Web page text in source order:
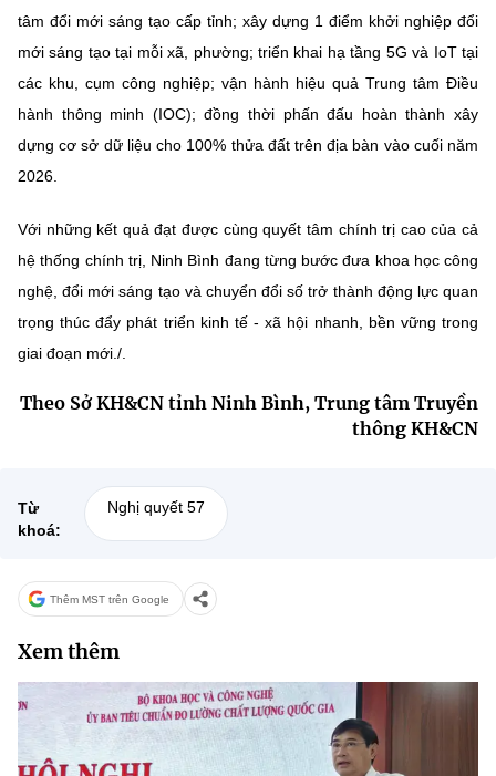
tâm đổi mới sáng tạo cấp tỉnh; xây dựng 1 điểm khởi nghiệp đổi
mới sáng tạo tại mỗi xã, phường; triển khai hạ tầng 5G và IoT tại
các khu, cụm công nghiệp; vận hành hiệu quả Trung tâm Điều
hành thông minh (IOC); đồng thời phấn đấu hoàn thành xây
dựng cơ sở dữ liệu cho 100% thửa đất trên địa bàn vào cuối năm
2026.
Với những kết quả đạt được cùng quyết tâm chính trị cao của cả
hệ thống chính trị, Ninh Bình đang từng bước đưa khoa học công
nghệ, đổi mới sáng tạo và chuyển đổi số trở thành động lực quan
trọng thúc đẩy phát triển kinh tế - xã hội nhanh, bền vững trong
giai đoạn mới./.
Theo Sở KH&CN tỉnh Ninh Bình, Trung tâm Truyền
thông KH&CN
Từ
khoá:
Nghị quyết 57
Thêm MST trên Google
Xem thêm